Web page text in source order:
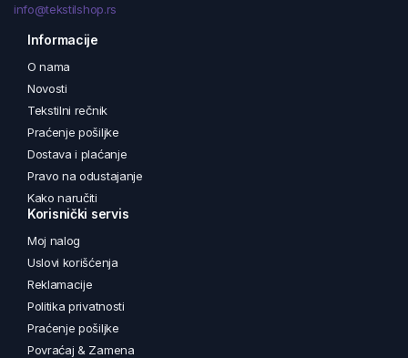
info@tekstilshop.rs
Informacije
O nama
Novosti
Tekstilni rečnik
Praćenje pošiljke
Dostava i plaćanje
Pravo na odustajanje
Kako naručiti
Korisnički servis
Moj nalog
Uslovi korišćenja
Reklamacije
Politika privatnosti
Praćenje pošiljke
Povraćaj & Zamena